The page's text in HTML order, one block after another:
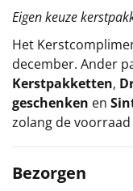
Eigen keuze
Het
december. Ander
Kerstpakketten,
geschenken en
zolang de
Bezorgen